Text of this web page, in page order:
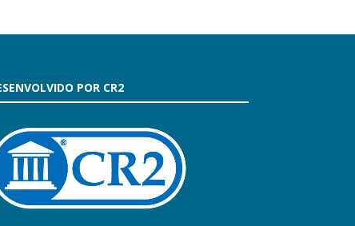
POR CR2